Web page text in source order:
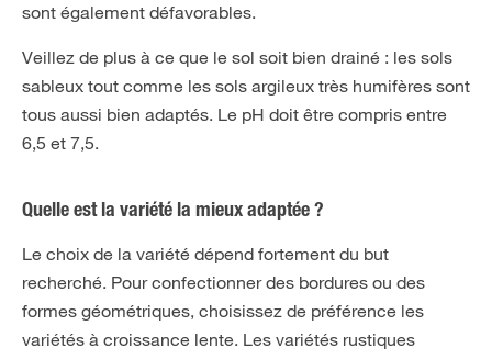
sont également défavorables.
Veillez de plus à ce que le sol soit bien drainé : les sols
sableux tout comme les sols argileux très humifères sont
tous aussi bien adaptés. Le pH doit être compris entre
6,5 et 7,5.
Quelle est la variété la mieux adaptée ?
Le choix de la variété dépend fortement du but
recherché. Pour confectionner des bordures ou des
formes géométriques, choisissez de préférence les
variétés à croissance lente. Les variétés rustiques